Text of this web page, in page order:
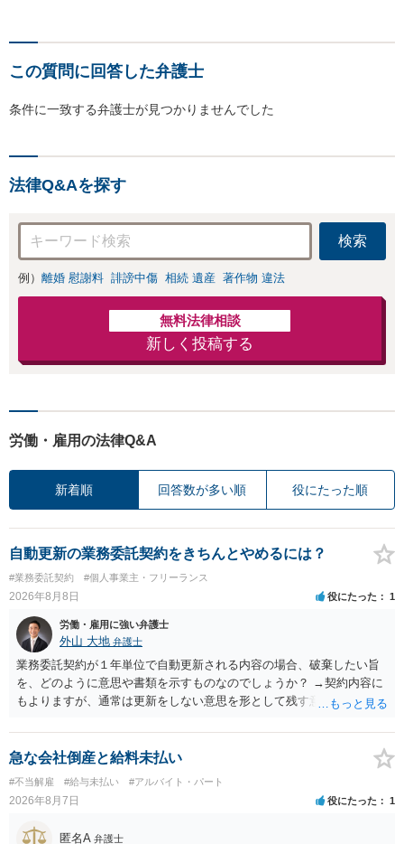
この質問に回答した弁護士
条件に一致する弁護士が見つかりませんでした
法律Q&Aを探す
検索
例） 離婚 慰謝料 誹謗中傷 相続 遺産 著作物 違法
無料法律相談
新しく投稿する
労働・雇用の法律Q&A
新着順 回答数が多い順 役にたった順
自動更新の業務委託契約をきちんとやめるには？
#業務委託契約 #個人事業主・フリーランス
2026年8月8日 役にたった 1
労働・雇用に強い弁護士
外山 大地 弁護士
業務委託契約が１年単位で自動更新される内容の場合、破棄したい旨
を、どのように意思や書類を示すものなのでしょうか？ →契約内容に
もよりますが、通常は更新をしない意思を形として残す意味で、書面
の確保の他に何か企業側にメリットがあるのでしょうか？ →企業側の
メリットは分かりかねますが、ご質問者様が業務を受託する側のお立
場であれば、自動更新で契約が延長されると、企業側は報酬を支払う
義務を負うことになるので（ご質問者様も業務を提供する義務を負
う）、放置をすることは望ましい状態ではないと思料いたします。
急な会社倒産と給料未払い
#不当解雇 #給与未払い #アルバイト・パート
2026年8月7日 役にたった 1
匿名A 弁護士